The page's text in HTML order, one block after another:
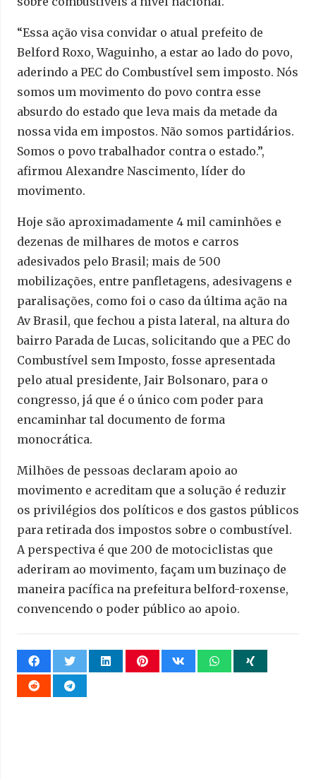
“Essa ação visa convidar o atual prefeito de
Belford Roxo, Waguinho, a estar ao lado do povo,
aderindo a PEC do Combustível sem imposto. Nós
somos um movimento do povo contra esse
absurdo do estado que leva mais da metade da
nossa vida em impostos. Não somos partidários.
Somos o povo trabalhador contra o estado.”,
afirmou Alexandre Nascimento, líder do
movimento.
Hoje são aproximadamente 4 mil caminhões e
dezenas de milhares de motos e carros
adesivados pelo Brasil; mais de 500
mobilizações, entre panfletagens, adesivagens e
paralisações, como foi o caso da última ação na
Av Brasil, que fechou a pista lateral, na altura do
bairro Parada de Lucas, solicitando que a PEC do
Combustível sem Imposto, fosse apresentada
pelo atual presidente, Jair Bolsonaro, para o
congresso, já que é o único com poder para
encaminhar tal documento de forma
monocrática.
Milhões de pessoas declaram apoio ao
movimento e acreditam que a solução é reduzir
os privilégios dos políticos e dos gastos públicos
para retirada dos impostos sobre o combustível.
A perspectiva é que 200 de motociclistas que
aderiram ao movimento, façam um buzinaço de
maneira pacífica na prefeitura belford-roxense,
convencendo o poder público ao apoio.